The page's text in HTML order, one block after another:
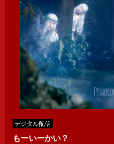
デジタル配信
もーいーかい？